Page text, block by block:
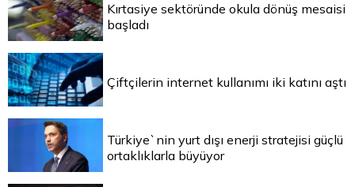
Kırtasiye sektöründe okula dönüş mesaisi
başladı
Çiftçilerin internet kullanımı iki katını aştı
Türkiye`nin yurt dışı enerji stratejisi güçlü
ortaklıklarla büyüyor